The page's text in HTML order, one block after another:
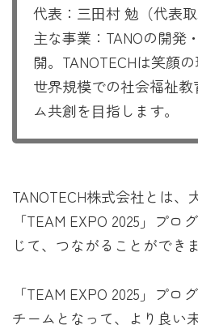
代表：三⽥村 勉（代表取
主な事業：TANOの開発
開。TANOTECHは笑顔
世界規模での社会福祉
ム共創を⽬指します。
TANOTECH株式会社とは、
「TEAM EXPO 2025」プ
じて、つながることができ
「TEAM EXPO 2025」プ
チームとなって、より良い